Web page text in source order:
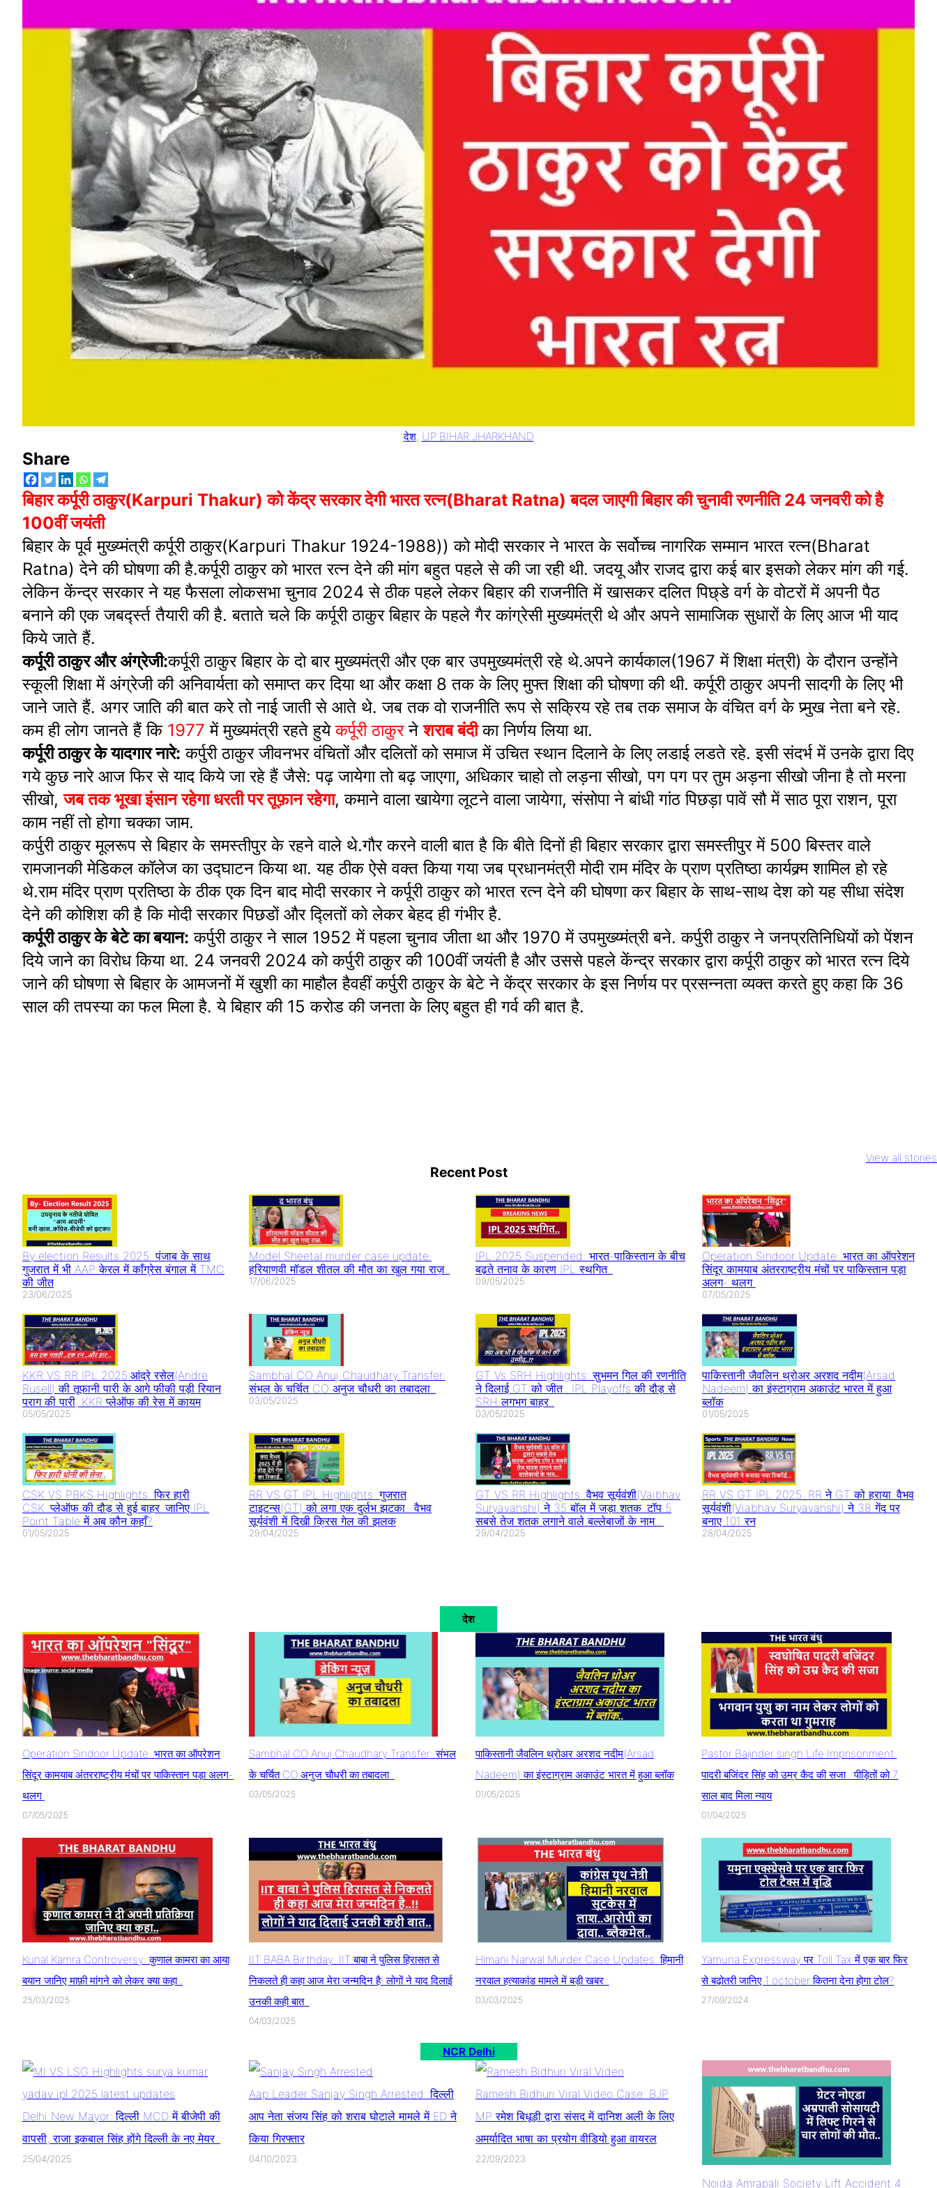
देश, UP BIHAR JHARKHAND
Share
बिहार कर्पूरी ठाकुर(Karpuri Thakur) को केंद्र सरकार देगी भारत रत्न(Bharat Ratna) बदल जाएगी बिहार की चुनावी रणनीति 24 जनवरी को है
100वीं जयंती
बिहार के पूर्व मुख्य्मंत्री कर्पूरी ठाकुर(Karpuri Thakur 1924-1988)) को मोदी सरकार ने भारत के सर्वोच्च नागरिक सम्मान भारत रत्न(Bharat
Ratna) देने की घोषणा की है.कर्पूरी ठाकुर को भारत रत्न देने की मांग बहुत पहले से की जा रही थी. जदयू और राजद द्वारा कई बार इसको लेकर मांग की गई.
लेकिन केंन्द्र सरकार ने यह फैसला लोकसभा चुनाव 2024 से ठीक पहले लेकर बिहार की राजनीति में खासकर दलित पिछ्डे वर्ग के वोटरों में अपनी पैठ
बनाने की एक जबर्द्स्त तैयारी की है. बताते चले कि कर्पूरी ठाकुर बिहार के पहले गैर कांग्रेसी मुख्यमंत्री थे और अपने सामाजिक सुधारों के लिए आज भी याद
किये जाते हैं.
कर्पूरी ठाकुर और अंग्रेजी:कर्पूरी ठाकुर बिहार के दो बार मुख्यमंत्री और एक बार उपमुख्यमंत्री रहे थे.अपने कार्यकाल(1967 में शिक्षा मंत्री) के दौरान उन्होंने
स्कूली शिक्षा में अंग्रेजी की अनिवार्यता को समाप्त कर दिया था और कक्षा 8 तक के लिए मुफ्त शिक्षा की घोषणा की थी. कर्पूरी ठाकुर अपनी सादगी के लिए भी
जाने जाते हैं. अगर जाति की बात करे तो नाई जाती से आते थे. जब तक वो राजनीति रूप से सक्रिय रहे तब तक समाज के वंचित वर्ग के प्र्मुख नेता बने रहे.
कम ही लोग जानते हैं कि 1977 में मुख्यमंत्री रहते हुयेकर्पूरी ठाकुरनेशराब बंदीका निर्णय लिया था.
कर्पूरी ठाकुर के यादगार नारे: कर्पुरी ठाकुर जीवनभर वंचितों और दलितों को समाज में उचित स्थान दिलाने के लिए लडाई लडते रहे. इसी संदर्भ में उनके द्वारा दिए
गये कुछ नारे आज फिर से याद किये जा रहे हैं जैसे: पढ़ जायेगा तो बढ़ जाएगा, अधिकार चाहो तो लड़ना सीखो, पग पग पर तुम अड़ना सीखो जीना है तो मरना
सीखो,जब तक भूखा इंसान रहेगा धरती पर तूफ़ान रहेगा, कमाने वाला खायेगा लूटने वाला जायेगा, संसोपा ने बांधी गांठ पिछड़ा पावें सौ में साठ पूरा राशन, पूरा
काम नहीं तो होगा चक्का जाम.
कर्पुरी ठाकुर मूलरूप से बिहार के समस्तीपुर के रहने वाले थे.गौर करने वाली बात है कि बीते दिनों ही बिहार सरकार द्वारा समस्तीपुर में 500 बिस्तर वाले
रामजानकी मेडिकल कॉलेज का उद्घाटन किया था. यह ठीक ऐसे वक्त किया गया जब प्रधानमंत्री मोदी राम मंदिर के प्राण प्रतिष्ठा कार्यक्र्म शामिल हो रहे
थे.राम मंदिर प्राण प्रतिष्ठा के ठीक एक दिन बाद मोदी सरकार ने कर्पूरी ठाकुर को भारत रत्न देने की घोषणा कर बिहार के साथ-साथ देश को यह सीधा संदेश
देने की कोशिश की है कि मोदी सरकार पिछडों और द्लितों को लेकर बेहद ही गंभीर है.
कर्पूरी ठाकुर के बेटे का बयान: कर्पुरी ठाकुर ने साल 1952 में पहला चुनाव जीता था और 1970 में उपमुख्य्मंत्री बने. कर्पुरी ठाकुर ने जनप्रतिनिधियों को पेंशन
दिये जाने का विरोध किया था. 24 जनवरी 2024 को कर्पुरी ठाकुर की 100वीं जयंती है और उससे पहले केंन्द्र सरकार द्वारा कर्पूरी ठाकुर को भारत रत्न दिये
जाने की घोषणा से बिहार के आमजनों में खुशी का माहौल हैवहीं कर्पुरी ठाकुर के बेटे ने केंद्र सरकार के इस निर्णय पर प्रसन्नता व्यक्त करते हुए कहा कि 36
साल की तपस्या का फल मिला है. ये बिहार की 15 करोड की जनता के लिए बहुत ही गर्व की बात है.
View all stories
तो सावधान
धमाल
भट्ट सीता की भूमिका
सहित बॉलीवुड के
जमावड़ा
Kohli का 6th
Recent Post
By election Results 2025: पंजाब के साथ
गुजरात में भी AAP केरल में काँग्रेस बंगाल में TMC
की जीत
23/06/2025
Model Sheetal murder case update:
हरियाणवी मॉडल शीतल की मौत का खुल गया राज़..
17/06/2025
IPL 2025 Suspended: भारत-पाकिस्तान के बीच
बढ़ते तनाव के कारण IPL स्थगित..
09/05/2025
Operation Sindoor Update: भारत का ऑपरेशन
सिंदूर कामयाब अंतरराष्ट्रीय मंचों पर पाकिस्तान पड़ा
अलग- थलग
07/05/2025
KKR VS RR IPL 2025:आंद्रे रसेल(Andre
Rusell) की तूफानी पारी के आगे फीकी पड़ी रियान
पराग की पारी, KKR प्लेऑफ की रेस में कायम
05/05/2025
Sambhal CO Anuj Chaudhary Transfer:
संभल के चर्चित CO अनुज चौधरी का तबादला..
03/05/2025
GT Vs SRH Highlights: सुभमन गिल की रणनीति
ने दिलाई GT को जीत.. IPL Playoffs की दौड़ से
SRH लगभग बाहर..
03/05/2025
पाकिस्तानी जैवलिन थ्रोअर अरशद नदीम(Arsad
Nadeem) का इंस्टाग्राम अकाउंट भारत में हुआ
ब्लॉक
01/05/2025
CSK VS PBKS Highlights: फिर हारी
CSK..प्लेऑफ की दौड़ से हुई बाहर..जानिए IPL
Point Table में अब कौन कहाँ?
01/05/2025
RR VS GT IPL Highlights: गुजरात
टाइटन्स(GT) को लगा एक दुर्लभ झटका.. वैभव
सूर्यवंशी में दिखी क्रिस गेल की झलक
29/04/2025
GT VS RR Highlights: वैभव सूर्यवंशी(Vaibhav
Suryavanshi) ने 35 बॉल में जड़ा शतक..टॉप 5
सबसे तेज शतक लगाने वाले बल्लेबाजों के नाम..
29/04/2025
RR VS GT IPL 2025: RR ने GT को हराया..वैभव
सूर्यवंशी(Viabhav Suryavanshi) ने 38 गेंद पर
बनाए 101 रन
28/04/2025
देश
Operation Sindoor Update: भारत का ऑपरेशन
सिंदूर कामयाब अंतरराष्ट्रीय मंचों पर पाकिस्तान पड़ा अलग-
थलग
07/05/2025
Sambhal CO Anuj Chaudhary Transfer: संभल
के चर्चित CO अनुज चौधरी का तबादला..
03/05/2025
पाकिस्तानी जैवलिन थ्रोअर अरशद नदीम(Arsad
Nadeem) का इंस्टाग्राम अकाउंट भारत में हुआ ब्लॉक
01/05/2025
Pastor Bajinder singh Life Imprisonment:
पादरी बजिंदर सिंह को उम्र कैद की सजा.. पीड़ितों को 7
साल बाद मिला न्याय
01/04/2025
Kunal Kamra Controversy: कुणाल कामरा का आया
बयान जानिए माफ़ी मांगने को लेकर क्या कहा..
25/03/2025
IIT BABA Birthday: IIT बाबा ने पुलिस हिरासत से
निकलते ही कहा आज मेरा जन्मदिन है! लोगों ने याद दिलाई
उनकी कही बात..
04/03/2025
Himani Narwal Murder Case Updates: हिमानी
नरवाल हत्याकांड मामले में बड़ी खबर..
03/03/2025
Yamuna Expressway पर Toll Tax में एक बार फिर
से बढ़ोतरी जानिए 1 october कितना देना होगा टोल?
27/09/2024
NCR Delhi
Delhi New Mayor: दिल्ली MCD में बीजेपी की
वापसी, राजा इकबाल सिंह होंगे दिल्ली के नए मेयर..
25/04/2025
Aap Leader Sanjay Singh Arrested: दिल्ली
आप नेता संजय सिंह को शराब घोटाले मामले में ED ने
किया गिरफ्तार
04/10/2023
Ramesh Bidhuri Viral Video Case: BJP
MP रमेश बिधूड़ी द्वारा संसद में दानिश अली के लिए
अमर्यादित भाषा का प्रयोग वीडियो हुआ वायरल
22/09/2023
Noida Amrapali Society Lift Accident 4